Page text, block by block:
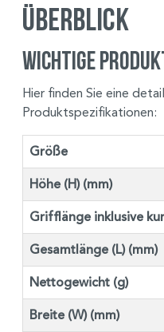
Überblick
Wichtige
Hier finden Sie eine
Produktspezifikationen:
Größe
Höhe (H) (mm)
Grifflänge inklusive
Gesamtlänge (L) (mm)
Nettogewicht (g)
Breite (W) (mm)